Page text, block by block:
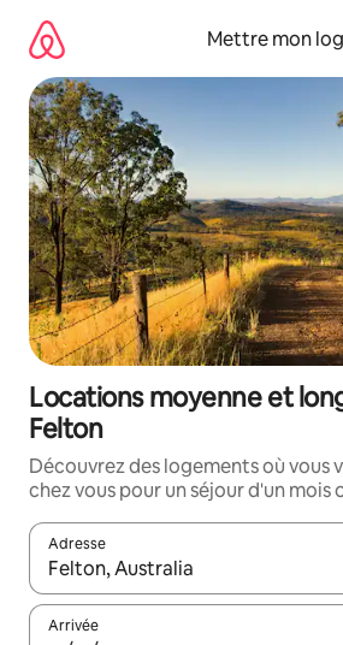
directement
contenu
Mettre mon
Locations moyenne et
Felton
Découvrez des logements où vous
chez vous pour un séjour d'un mois
Adresse
Lorsque les résultats s'affichent,
Arrivée